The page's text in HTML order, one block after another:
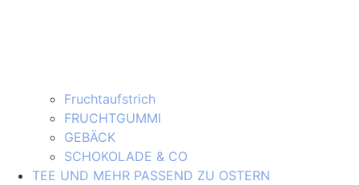
Fruchtaufstrich
FRUCHTGUMMI
GEBÄCK
SCHOKOLADE & CO
TEE UND MEHR PASSEND ZU OSTERN